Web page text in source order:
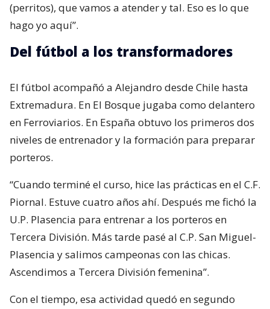
(perritos), que vamos a atender y tal. Eso es lo que
hago yo aquí”.
Del fútbol a los transformadores
El fútbol acompañó a Alejandro desde Chile hasta
Extremadura. En El Bosque jugaba como delantero
en Ferroviarios. En España obtuvo los primeros dos
niveles de entrenador y la formación para preparar
porteros.
“Cuando terminé el curso, hice las prácticas en el C.F.
Piornal. Estuve cuatro años ahí. Después me fichó la
U.P. Plasencia para entrenar a los porteros en
Tercera División. Más tarde pasé al C.P. San Miguel-
Plasencia y salimos campeonas con las chicas.
Ascendimos a Tercera División femenina”.
Con el tiempo, esa actividad quedó en segundo